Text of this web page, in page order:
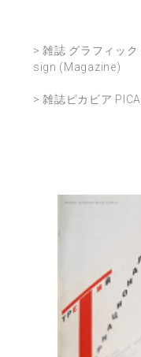
> 雑誌 グラフィッ
sign (Magazine)
> 雑誌ピカビア